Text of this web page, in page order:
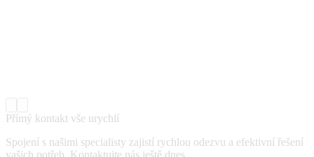
Přímý kontakt vše urychlí
Spojení s našimi specialisty zajistí rychlou odezvu a efektivní řešení